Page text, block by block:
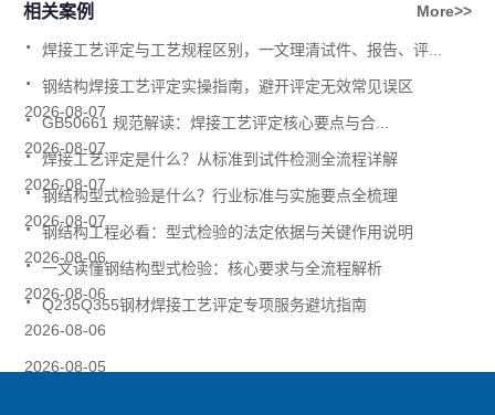
相关案例 More>>
焊接工艺评定与工艺规程区别，一文理清试件、报告、评...
.
2026-08-07
钢结构焊接工艺评定实操指南，避开评定无效常见误区
.
2026-08-07
GB50661 规范解读：焊接工艺评定核心要点与合...
.
2026-08-07
焊接工艺评定是什么？从标准到试件检测全流程详解
.
2026-08-07
钢结构型式检验是什么？行业标准与实施要点全梳理
.
2026-08-06
钢结构工程必看：型式检验的法定依据与关键作用说明
.
2026-08-06
一文读懂钢结构型式检验：核心要求与全流程解析
.
2026-08-06
Q235Q355钢材焊接工艺评定专项服务避坑指南
.
2026-08-05